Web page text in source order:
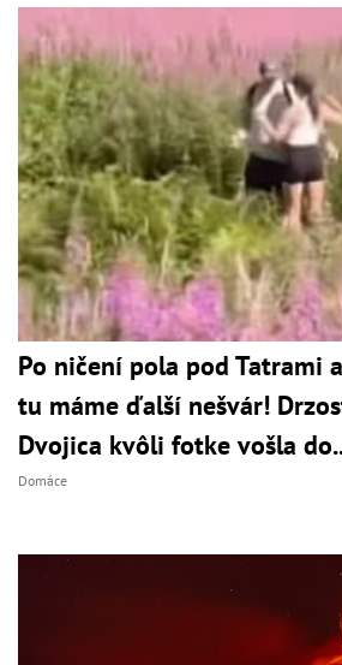
Po ničení pola pod Tatrami
tu máme ďalší nešvár!
Dvojica kvôli fotke vošla
Domáce